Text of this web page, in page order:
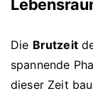
Die Brutzeit
spannende
dieser Zeit